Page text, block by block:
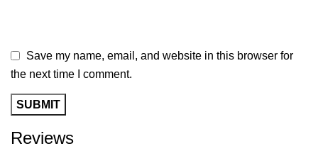
Reviews
Save my name, email, and website in this browser for
the next time I comment.